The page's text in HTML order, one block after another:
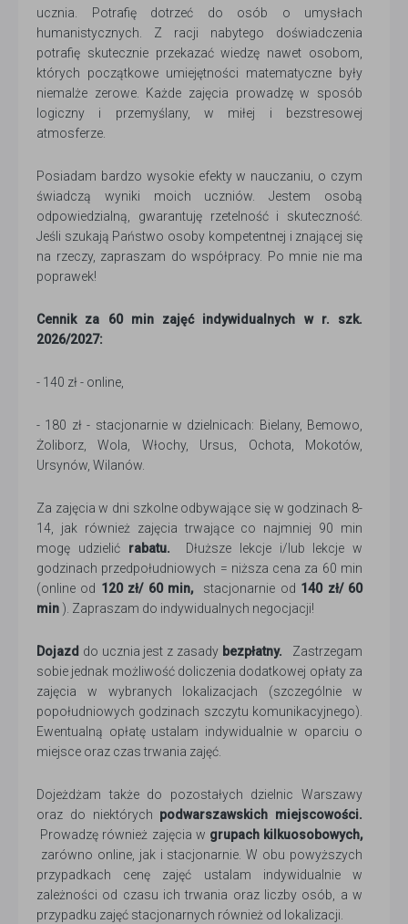
ucznia. Potrafię dotrzeć do osób o umysłach
humanistycznych. Z racji nabytego doświadczenia
potrafię skutecznie przekazać wiedzę nawet osobom,
których początkowe umiejętności matematyczne były
niemalże zerowe. Każde zajęcia prowadzę w sposób
logiczny i przemyślany, w miłej i bezstresowej
atmosferze.
Posiadam bardzo wysokie efekty w nauczaniu, o czym
świadczą wyniki moich uczniów. Jestem osobą
odpowiedzialną, gwarantuję rzetelność i skuteczność.
Jeśli szukają Państwo osoby kompetentnej i znającej się
na rzeczy, zapraszam do współpracy. Po mnie nie ma
poprawek!
Cennik za 60 min zajęć indywidualnych w r. szk.
2026/2027:
- 140 zł - online,
- 180 zł - stacjonarnie w dzielnicach: Bielany, Bemowo,
Żoliborz, Wola, Włochy, Ursus, Ochota, Mokotów,
Ursynów, Wilanów.
Za zajęcia w dni szkolne odbywające się w godzinach 8-
14, jak również zajęcia trwające co najmniej 90 min
mogę udzielić rabatu. Dłuższe lekcje i/lub lekcje w
godzinach przedpołudniowych = niższa cena za 60 min
(online od 120 zł/ 60 min,stacjonarnie od 140 zł/ 60
min ). Zapraszam do indywidualnych negocjacji!
Dojazd do ucznia jest z zasady bezpłatny. Zastrzegam
sobie jednak możliwość doliczenia dodatkowej opłaty za
zajęcia w wybranych lokalizacjach (szczególnie w
popołudniowych godzinach szczytu komunikacyjnego).
Ewentualną opłatę ustalam indywidualnie w oparciu o
miejsce oraz czas trwania zajęć.
Dojeżdżam także do pozostałych dzielnic Warszawy
oraz do niektórych podwarszawskich miejscowości.
Prowadzę również zajęcia w grupach kilkuosobowych,
zarówno online, jak i stacjonarnie. W obu powyższych
przypadkach cenę zajęć ustalam indywidualnie w
zależności od czasu ich trwania oraz liczby osób, a w
przypadku zajęć stacjonarnych również od lokalizacji.